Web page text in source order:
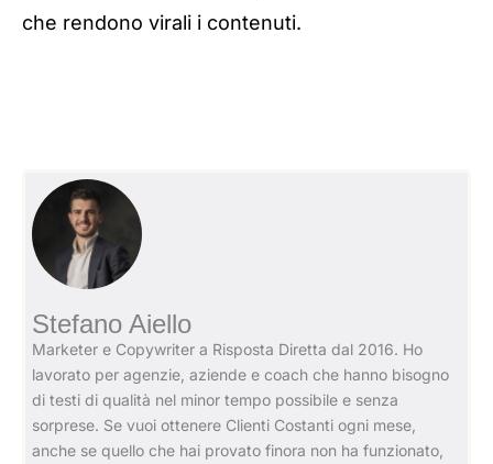
che rendono virali i contenuti.
Stefano Aiello
Marketer e Copywriter a Risposta Diretta dal 2016. Ho
lavorato per agenzie, aziende e coach che hanno bisogno
di testi di qualità nel minor tempo possibile e senza
sorprese. Se vuoi ottenere Clienti Costanti ogni mese,
anche se quello che hai provato finora non ha funzionato,